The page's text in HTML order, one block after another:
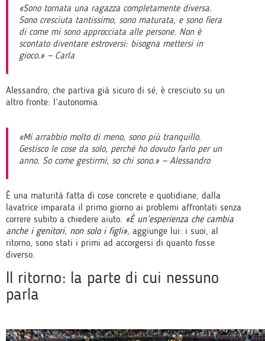
«Sono tornata una ragazza completamente diversa.
Sono cresciuta tantissimo, sono maturata, e sono fiera
di come mi sono approcciata alle persone. Non è
scontato diventare estroversi: bisogna mettersi in
gioco.» — Carla
Alessandro, che partiva già sicuro di sé, è cresciuto su un
altro fronte: l’autonomia.
«Mi arrabbio molto di meno, sono più tranquillo.
Gestisco le cose da solo, perché ho dovuto farlo per un
anno. So come gestirmi, so chi sono.» — Alessandro
È una maturità fatta di cose concrete e quotidiane, dalla
lavatrice imparata il primo giorno ai problemi affrontati senza
correre subito a chiedere aiuto. «È un’esperienza che cambia
anche i genitori, non solo i figli», aggiunge lui: i suoi, al
ritorno, sono stati i primi ad accorgersi di quanto fosse
diverso.
Il ritorno: la parte di cui nessuno
parla